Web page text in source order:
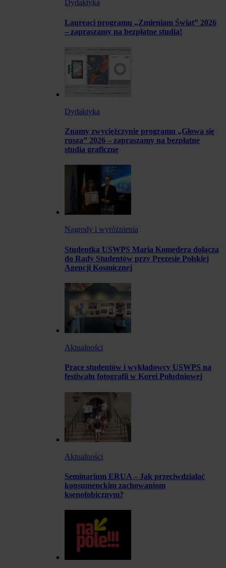
Dydaktyka
Laureaci programu „Zmieniam Świat” 2026
– zapraszamy na bezpłatne studia!
Dydaktyka
Znamy zwyciężczynie programu „Głowa się
rusza” 2026 – zapraszamy na bezpłatne
studia graficzne
Nagrody i wyróżnienia
Studentka USWPS Maria Komędera dołącza
do Rady Studentów przy Prezesie Polskiej
Agencji Kosmicznej
Aktualności
Prace studentów i wykładowcy USWPS na
festiwalu fotografii w Korei Południowej
Aktualności
Seminarium ERUA – Jak przeciwdziałać
konsumenckim zachowaniom
ksenofobicznym?